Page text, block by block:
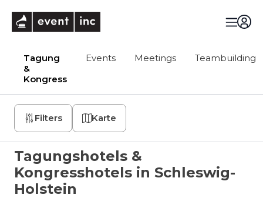
Tagung
&
Kongress
Events Meetings Teambuilding
Filters Karte
Tagungshotels &
Kongresshotels in Schleswig-
Holstein